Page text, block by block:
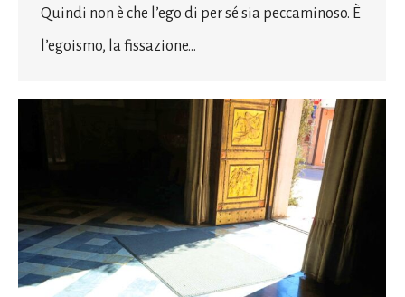
Quindi non è che l’ego di per sé sia peccaminoso. È
l’egoismo, la fissazione…